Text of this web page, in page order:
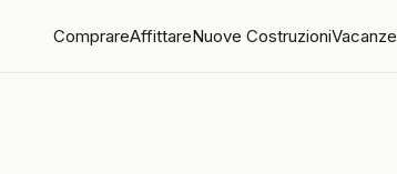
ComprareAffittareNuove CostruzioniVacanze